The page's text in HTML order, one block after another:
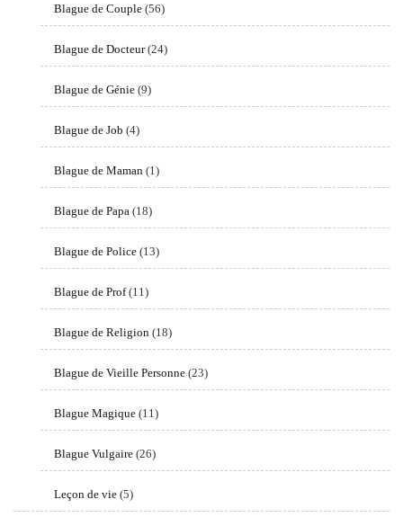
Blague de Couple (56)
Blague de Docteur(24)
Blague de Génie (9)
Blague de Job (4)
Blague de Maman (1)
Blague de Papa (18)
Blague de Police (13)
Blague de Prof(11)
Blague de Religion (18)
Blague de Vieille Personne (23)
Blague Magique (11)
Blague Vulgaire (26)
Leçon de vie (5)